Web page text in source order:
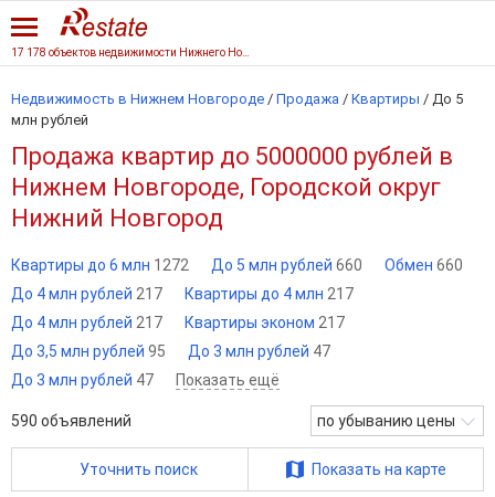
Недвижимость в Нижнем Новгороде / Продажа / Квартиры / До 5
млн рублей
Продажа квартир до 5000000 рублей в
Нижнем Новгороде, Городской округ
Нижний Новгород
Квартиры до 6 млн 1272 До 5 млн рублей 660 Обмен 660
До 4 млн рублей 217 Квартиры до 4 млн 217
До 4 млн рублей 217 Квартиры эконом 217
До 3,5 млн рублей 95 До 3 млн рублей 47
До 3 млн рублей 47 Показать ещё
590 объявлений по убыванию цены
Уточнить поиск Показать на карте